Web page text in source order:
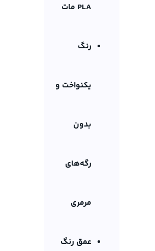
PLA مات
رنگ
یکنواخت و
بدون
رگه‌های
مرمری
عمق رنگ